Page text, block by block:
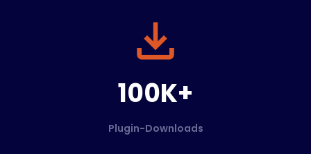
100K+
Plugin-Downloads